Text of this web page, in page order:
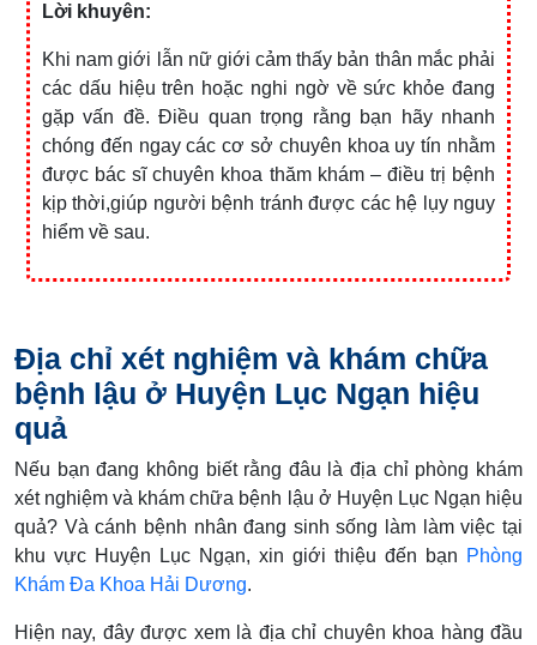
Lời khuyên:
Khi nam giới lẫn nữ giới cảm thấy bản thân mắc phải
các dấu hiệu trên hoặc nghi ngờ về sức khỏe đang
gặp vấn đề. Điều quan trọng rằng bạn hãy nhanh
chóng đến ngay các cơ sở chuyên khoa uy tín nhằm
được bác sĩ chuyên khoa thăm khám – điều trị bệnh
kịp thời,giúp người bệnh tránh được các hệ lụy nguy
hiểm về sau.
Địa chỉ xét nghiệm và khám chữa
bệnh lậu ở Huyện Lục Ngạn hiệu
quả
Nếu bạn đang không biết rằng đâu là địa chỉ phòng khám
xét nghiệm và khám chữa bệnh lậu ở Huyện Lục Ngạn hiệu
quả? Và cánh bệnh nhân đang sinh sống làm làm việc tại
khu vực Huyện Lục Ngạn, xin giới thiệu đến bạn Phòng
Khám Đa Khoa Hải Dương.
Hiện nay, đây được xem là địa chỉ chuyên khoa hàng đầu